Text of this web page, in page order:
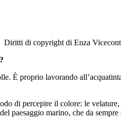
Diritti di copyright di Enza
È proprio lavorando
di percepire il colore: le
paesaggio marino, che da